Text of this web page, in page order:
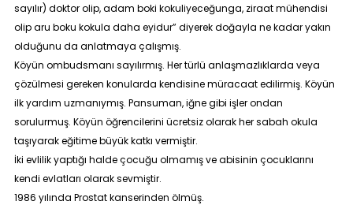
sayılır) doktor olip, adam boki kokuliyeceğunga, ziraat mühendisi
olip aru boku kokula daha eyidur” diyerek doğayla ne kadar yakın
olduğunu da anlatmaya çalışmış.
Köyün ombudsmanı sayılırmış. Her türlü anlaşmazlıklarda veya
çözülmesi gereken konularda kendisine müracaat edilirmiş. Köyün
ilk yardım uzmanıymış. Pansuman, iğne gibi işler ondan
sorulurmuş. Köyün öğrencilerini ücretsiz olarak her sabah okula
taşıyarak eğitime büyük katkı vermiştir.
İki evlilik yaptığı halde çocuğu olmamış ve abisinin çocuklarını
kendi evlatları olarak sevmiştir.
1986 yılında Prostat kanserinden ölmüş.